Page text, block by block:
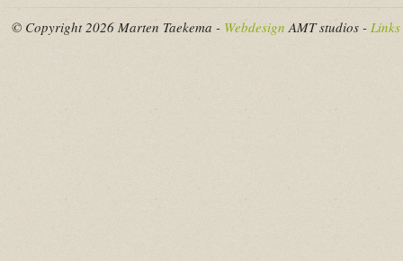
© Copyright 2026 Marten Taekema - Webdesign AMT studios - Links